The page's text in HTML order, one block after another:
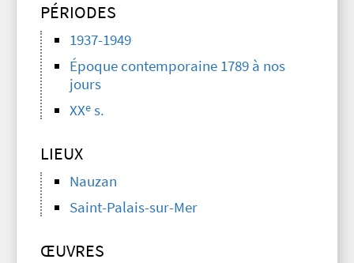
PÉRIODES
1937-1949
Époque contemporaine 1789 à nos
jours
XXe s.
LIEUX
Nauzan
Saint-Palais-sur-Mer
ŒUVRES